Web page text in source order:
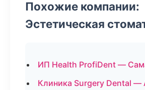
Похожие компании:
Эстетическая
ИП Health ProfiDent —
Клиника Surgery Dental —